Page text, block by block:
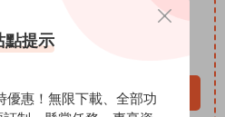
9 ADD币
、終身VIP免費
即購買
點提示
優惠！無限下載、全部功